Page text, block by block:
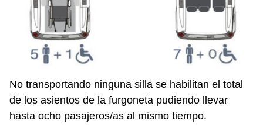
No transportando ninguna silla se habilitan el total
de los asientos de la furgoneta pudiendo llevar
hasta ocho pasajeros/as al mismo tiempo.